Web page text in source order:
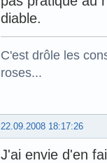
diable.
C'est drôle les
roses...
22.09.2008 18:17:26
J'ai envie d'en